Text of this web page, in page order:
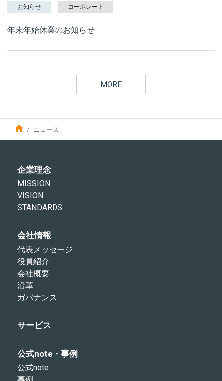
お知らせ コーポレート
年末年始休業のお知らせ
MORE
ニュース
企業理念
MISSION
VISION
STANDARDS
会社情報
代表メッセージ
役員紹介
会社概要
沿革
ガバナンス
サービス
公式note・事例
公式note